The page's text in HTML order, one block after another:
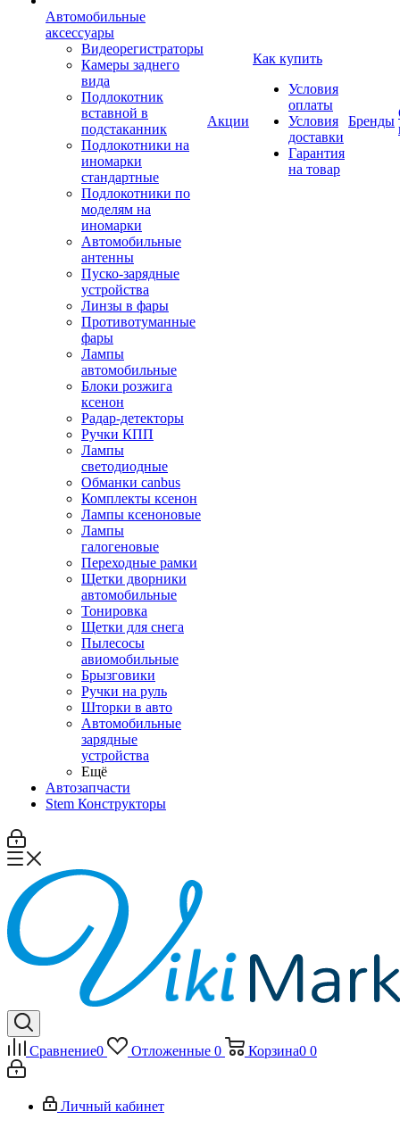
Автомобильные
аксессуары
Видеорегистраторы
Камеры заднего
вида
Подлокотник
вставной в
подстаканник
Подлокотники на
иномарки
стандартные
Подлокотники по
моделям на
иномарки
Автомобильные
антенны
Пуско-зарядные
устройства
Линзы в фары
Противотуманные
фары
Лампы
автомобильные
Блоки розжига
ксенон
Радар-детекторы
Ручки КПП
Лампы
светодиодные
Обманки canbus
Комплекты ксенон
Лампы ксеноновые
Лампы
галогеновые
Переходные рамки
Щетки дворники
автомобильные
Тонировка
Щетки для снега
Пылесосы
авиомобильные
Брызговики
Ручки на руль
Шторки в авто
Автомобильные
зарядные
устройства
Ещё
Автозапчасти
Stem Конструкторы
Акции
Как купить
Условия
оплаты
Условия
доставки
Гарантия
на товар
Бренды
Сравнение0 Отложенные 0 Корзина0 0
Личный кабинет